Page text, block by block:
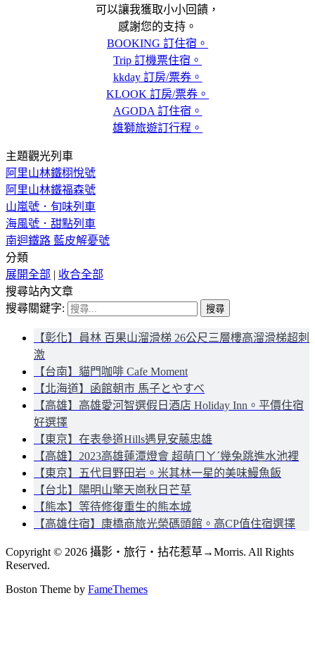
可以讓我獲取小小回饋，
感謝您的支持。
BOOKING 訂住宿。
Trip 訂機票住宿。
kkday 訂房/票券。
KLOOK 訂房/票券。
AGODA 訂住宿。
雄獅旅遊訂行程。
主題觀光列車
阿里山林鐵栩悅號
阿里山林鐵福森號
山嵐號．旬味列車
海風號．甜點列車
南迴鐵路 藍皮解憂號
分類
展開全部 | 收合全部
搜尋站內文章
搜尋關鍵字:
【彰化】員林 百果山溜滑梯 26公尺三層樓高溜滑梯超刺
激
【台南】貓門咖啡 Cafe Moment
【北海道】函館朝市 馬子とやすべ
【高雄】高雄愛河智選假日酒店 Holiday Inn。平價住宿
好選擇
【東京】在表參道Hills遇見安藤忠雄
【高雄】2023高雄蓮潭燈會 超萌ㄇㄚˊ幾兔跳進水池裡
【東京】五代目野田岩。米其林一星的美味鰻魚飯
【台北】陽明山擎天崗秋日芒草
【熊本】等待修復重生的熊本城
【高雄住宿】康橋商旅光榮碼頭館。高CP值住宿選擇
Copyright © 2026 攝影‧旅行‧拈花惹草→Morris. All Rights
Reserved.
Boston Theme by FameThemes